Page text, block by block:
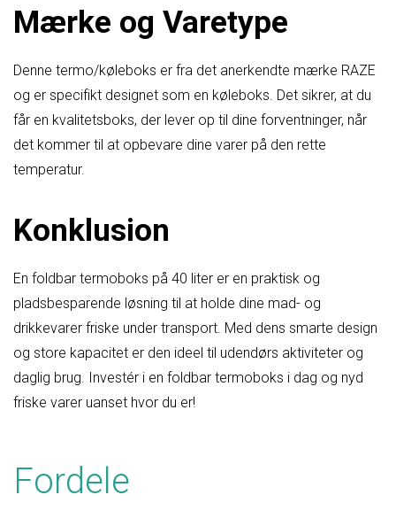
Mærke og Varetype
Denne termo/køleboks er fra det anerkendte mærke RAZE
og er specifikt designet som en køleboks. Det sikrer, at du
får en kvalitetsboks, der lever op til dine forventninger, når
det kommer til at opbevare dine varer på den rette
temperatur.
Konklusion
En foldbar termoboks på 40 liter er en praktisk og
pladsbesparende løsning til at holde dine mad- og
drikkevarer friske under transport. Med dens smarte design
og store kapacitet er den ideel til udendørs aktiviteter og
daglig brug. Investér i en foldbar termoboks i dag og nyd
friske varer uanset hvor du er!
Fordele